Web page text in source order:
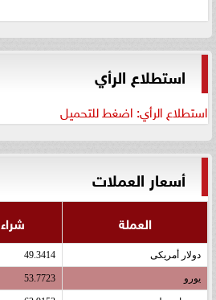
استطلاع الرأي
استطلاع الرأي: اضغط للتحميل
أسعار العملات
العملة شراء
دولار أمريكى 49.3414
يورو 53.7723